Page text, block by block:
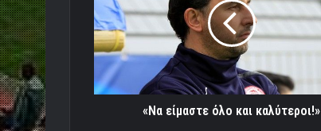
και
καλύτεροι!»
«Να είμαστε όλο και καλύτεροι!»